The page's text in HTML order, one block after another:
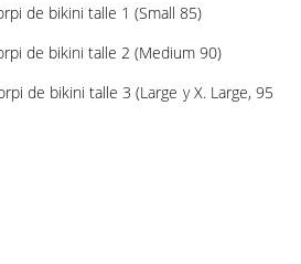
de bikini talle 1 (Small 85)
de bikini talle 2 (Medium 90)
de bikini talle 3 (Large y X. Large, 95